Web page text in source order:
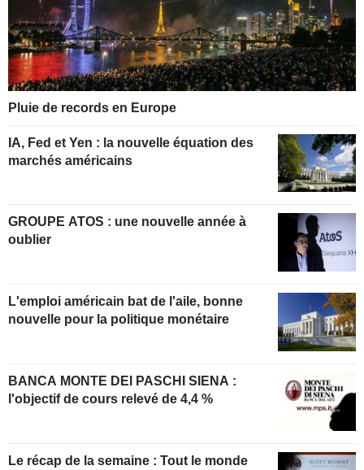
Pluie de records en Europe
IA, Fed et Yen : la nouvelle équation des
marchés américains
GROUPE ATOS : une nouvelle année à
oublier
L'emploi américain bat de l'aile, bonne
nouvelle pour la politique monétaire
BANCA MONTE DEI PASCHI SIENA :
l'objectif de cours relevé de 4,4 %
Le récap de la semaine : Tout le monde